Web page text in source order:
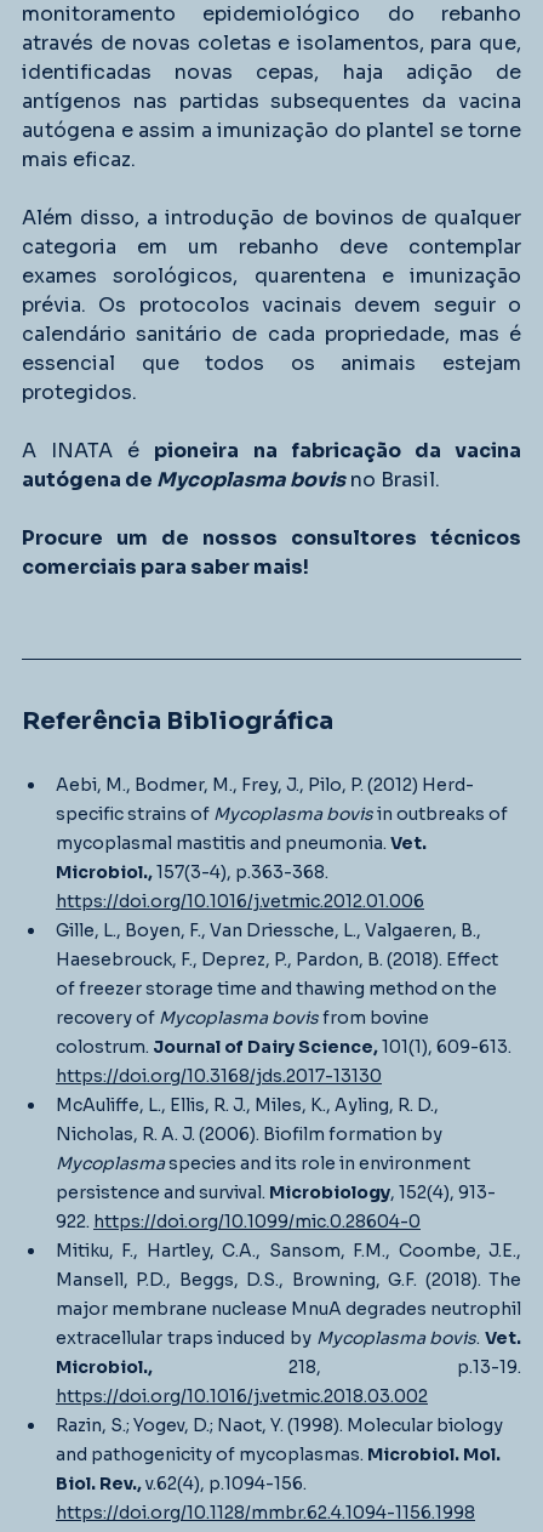
monitoramento epidemiológico do rebanho
através de novas coletas e isolamentos, para que,
identificadas novas cepas, haja adição de
antígenos nas partidas subsequentes da vacina
autógena e assim a imunização do plantel se torne
mais eficaz.
Além disso, a introdução de bovinos de qualquer
categoria em um rebanho deve contemplar
exames sorológicos, quarentena e imunização
prévia. Os protocolos vacinais devem seguir o
calendário sanitário de cada propriedade, mas é
essencial que todos os animais estejam
protegidos.
A INATA é pioneira na fabricação da vacina
autógena de Mycoplasma bovis no Brasil.
Procure um de nossos consultores técnicos
comerciais para saber mais!
Referência Bibliográfica
Aebi, M., Bodmer, M., Frey, J., Pilo, P. (2012) Herd-
specific strains of Mycoplasma bovis in outbreaks of
mycoplasmal mastitis and pneumonia. Vet.
Microbiol., 157(3-4), p.363-368.
https://doi.org/10.1016/j.vetmic.2012.01.006
Gille, L., Boyen, F., Van Driessche, L., Valgaeren, B.,
Haesebrouck, F., Deprez, P., Pardon, B. (2018). Effect
of freezer storage time and thawing method on the
recovery of Mycoplasma bovis from bovine
colostrum. Journal of Dairy Science, 101(1), 609-613.
https://doi.org/10.3168/jds.2017-13130
McAuliffe, L., Ellis, R. J., Miles, K., Ayling, R. D.,
Nicholas, R. A. J. (2006). Biofilm formation by
Mycoplasma species and its role in environment
persistence and survival. Microbiology, 152(4), 913-
922. https://doi.org/10.1099/mic.0.28604-0
Mitiku, F., Hartley, C.A., Sansom, F.M., Coombe, J.E.,
Mansell, P.D., Beggs, D.S., Browning, G.F. (2018). The
major membrane nuclease MnuA degrades neutrophil
extracellular traps induced by Mycoplasma bovis. Vet.
Microbiol.,
https://doi.org/10.1016/j.vetmic.2018.03.002
Razin, S.; Yogev, D.; Naot, Y. (1998). Molecular biology
and pathogenicity of mycoplasmas. Microbiol. Mol.
Biol. Rev., v.62(4), p.1094-156.
https://doi.org/10.1128/mmbr.62.4.1094-1156.1998